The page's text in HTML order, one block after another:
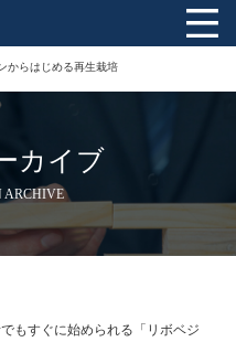
からはじめる再生栽培
カイブ
ARCHIVE
もすぐに始められる「リボベジ